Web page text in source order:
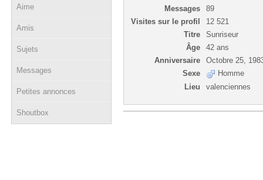
Aime
Amis
Sujets
Messages
Petites annonces
Shoutbox
Messages
89
Visites sur le profil
12 521
Titre
Sunriseur
Âge
42 ans
Anniversaire
Octobre 25,
Sexe
Homme
Lieu
valenciennes